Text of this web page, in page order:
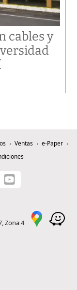
cables y
Ventas
e-Paper
Zona 4